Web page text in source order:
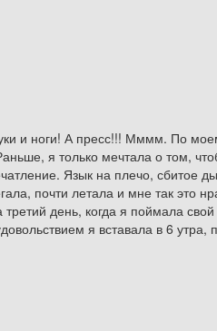
и ноги! А пресс!!! Мммм. По
я только мечтала о том,
Язык на плечо,
почти летала и мне так это
день, когда я поймала
я вставала в 6